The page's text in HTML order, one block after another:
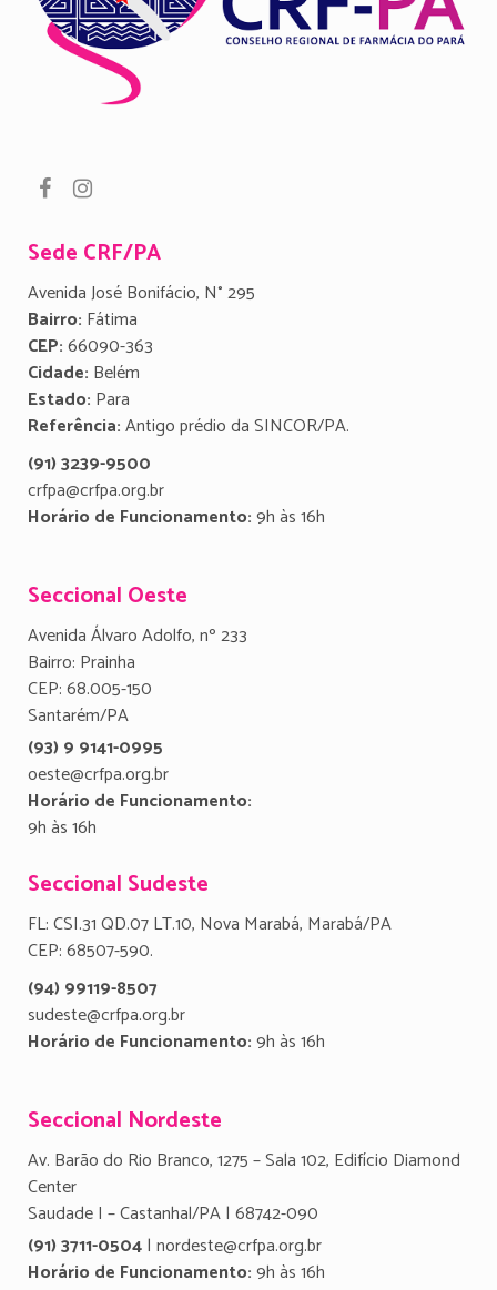
Sede CRF/PA
Avenida José Bonifácio, N° 295
Bairro: Fátima
CEP:66090-363
Cidade: Belém
Estado: Para
Referência:Antigo prédio da SINCOR/PA.
(91) 3239-9500
crfpa@crfpa.org.br
Horário de Funcionamento:9h às 16h
Seccional Oeste
Avenida Álvaro Adolfo, nº 233
Bairro: Prainha
CEP: 68.005-150
Santarém/PA
(93) 9 9141-0995
oeste@crfpa.org.br
Horário de Funcionamento:
9h às 16h
Seccional Sudeste
FL: CSI.31 QD.07 LT.10, Nova Marabá, Marabá/PA
CEP: 68507-590.
(94) 99119-8507
sudeste@crfpa.org.br
Horário de Funcionamento:9h às 16h
Seccional Nordeste
Av. Barão do Rio Branco, 1275 – Sala 102, Edifício Diamond
Center
Saudade I – Castanhal/PA | 68742-090
(91) 3711-0504| nordeste@crfpa.org.br
Horário de Funcionamento:9h às 16h